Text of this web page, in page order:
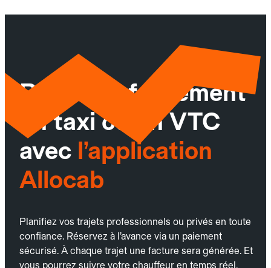
Réservez facilement
un taxi ou un VTC
avec l’application
Allocab
Planifiez vos trajets professionnels ou privés en toute
confiance. Réservez à l’avance via un paiement
sécurisé. À chaque trajet une facture sera générée. Et
vous pourrez suivre votre chauffeur en temps réel.